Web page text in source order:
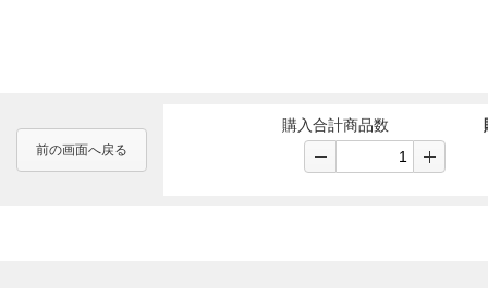
前の画面へ戻る
購入合計商品数